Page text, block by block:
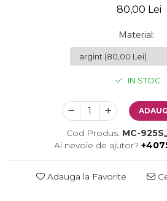
80,00 Lei
Material:
IN STOC
Cod Produs: MC-
Ai nevoie de ajutor?
Adauga la Favorite